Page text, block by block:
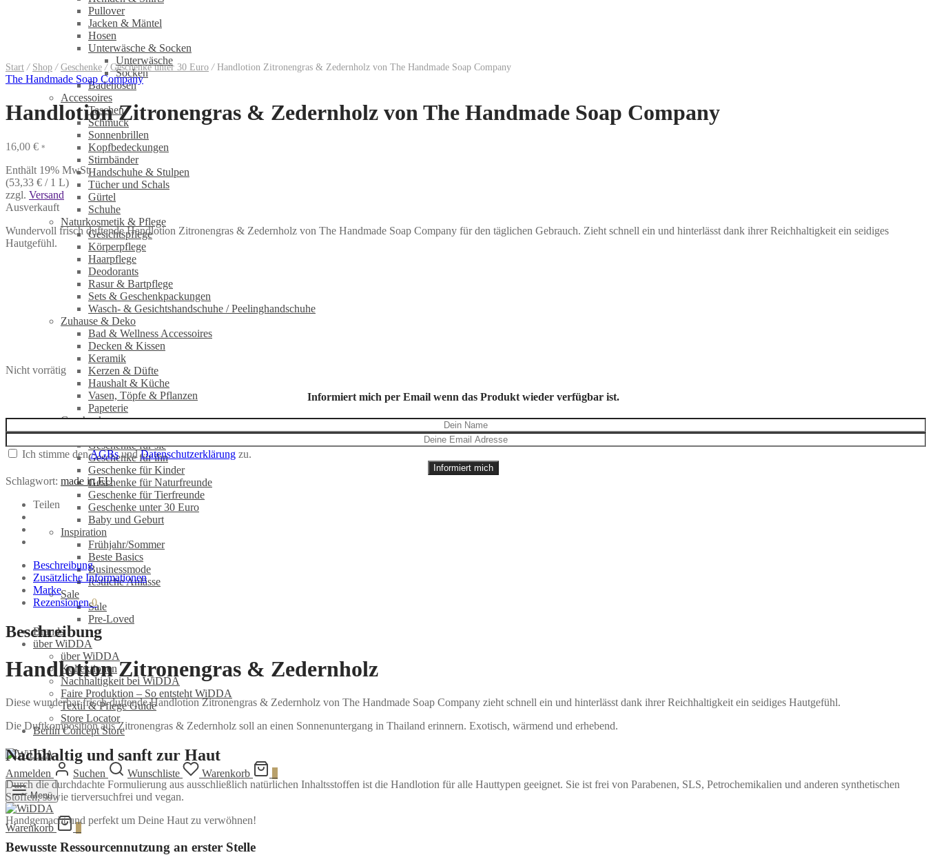
Pullover
Jacken & Mäntel
Hosen
Unterwäsche & Socken
Unterwäsche
Socken
Badehosen
Accessoires
Taschen
Schmuck
Sonnenbrillen
Kopfbedeckungen
Stirnbänder
Handschuhe & Stulpen
Tücher und Schals
Gürtel
Schuhe
Naturkosmetik & Pflege
Gesichtspflege
Körperpflege
Haarpflege
Deodorants
Rasur & Bartpflege
Sets & Geschenkpackungen
Wasch‑ & Gesichtshandschuhe / Peelinghandschuhe
Zuhause & Deko
Bad & Wellness Accessoires
Decken & Kissen
Keramik
Kerzen & Düfte
Haushalt & Küche
Vasen, Töpfe & Pflanzen
Papeterie
Geschenke
Geschenk-Gutschein
Geschenke für sie
Geschenke für ihn
Geschenke für Kinder
Geschenke für Naturfreunde
Geschenke für Tierfreunde
Geschenke unter 30 Euro
Baby und Geburt
Inspiration
Frühjahr/Sommer
Beste Basics
Businessmode
festliche Anlässe
Sale
Sale
Pre-Loved
Brands
über WiDDA
über WiDDA
Kollektionen
Nachhaltigkeit bei WiDDA
Faire Produktion – So entsteht WiDDA
Textil & Pflege Guide
Store Locator
Berlin Concept Store
Anmelden Suchen Wunschliste Warenkorb
Menü
Warenkorb 0
Start / Shop / Geschenke / Geschenke unter 30 Euro /Handlotion Zitronengras & Zedernholz von The Handmade Soap Company
The Handmade Soap Company
Handlotion Zitronengras & Zedernholz von The Handmade Soap Company
16,00 € *
Enthält 19% MwSt.
(53,33 € / 1 L)
zzgl. Versand
Ausverkauft
Wundervoll frisch duftende Handlotion Zitronengras & Zedernholz von The Handmade Soap Company für den täglichen Gebrauch. Zieht schnell ein und hinterlässt dank ihrer Reichhaltigkeit ein seidiges
Hautgefühl.
Nicht vorrätig
Informiert mich per Email wenn das Produkt wieder verfügbar ist.
Ich stimme denAGBsundDatenschutzerklärung zu.
Informiert mich
Schlagwort: made in EU
Teilen
Beschreibung
Zusätzliche Informationen
Marke
Rezensionen0
Beschreibung
Handlotion Zitronengras & Zedernholz
Diese wunderbar frisch duftende Handlotion Zitronengras & Zedernholz von The Handmade Soap Company zieht schnell ein und hinterlässt dank ihrer Reichhaltigkeit ein seidiges Hautgefühl.
Die Duftkomposition aus Zitronengras & Zedernholz soll an einen Sonnenuntergang in Thailand erinnern. Exotisch, wärmend und erhebend.
Nachhaltig und sanft zur Haut
Durch die durchdachte Formulierung aus ausschließlich natürlichen Inhaltsstoffen ist die Handlotion für alle Hauttypen geeignet. Sie ist frei von Parabenen, SLS, Petrochemikalien und anderen synthetischen
Stoffen, sowie tierversuchfrei und vegan.
Handgemacht und perfekt um Deine Haut zu verwöhnen!
Bewusste Ressourcennutzung an erster Stelle